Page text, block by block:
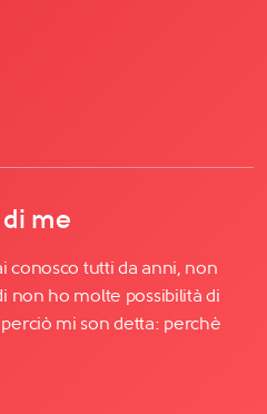
me
conosco tutti da anni, non
non ho molte possibilità di
mi son detta: perchè